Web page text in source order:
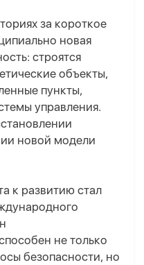
за короткое
новая
строятся
объекты,
пункты,
управления.
новой модели
к развитию стал
не только
безопасности, но